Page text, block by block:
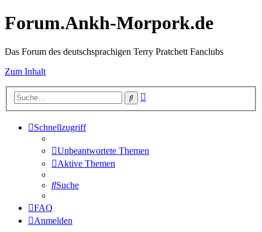
Forum.Ankh-Morpork.de
Das Forum des deutschsprachigen Terry Pratchett Fanclubs
Zum Inhalt
Suche
Schnellzugriff
Unbeantwortete Themen
Aktive Themen
Suche
FAQ
Anmelden